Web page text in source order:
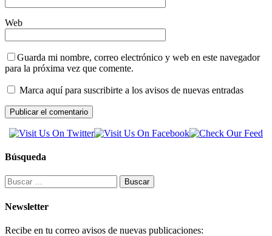
Web
Guarda mi nombre, correo electrónico y web en este navegador
para la próxima vez que comente.
Marca aquí para suscribirte a los avisos de nuevas entradas
Búsqueda
Buscar:
Newsletter
Recibe en tu correo avisos de nuevas publicaciones: